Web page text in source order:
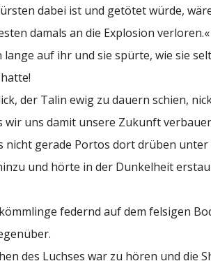
dabei ist und getötet würde,
damals an die Explosion verloren.«
auf ihr und sie spürte, wie sie
der Talin ewig zu dauern schien,
wir uns damit unsere Zukunft
nicht gerade Portos dort drüben
und hörte in der Dunkelheit
federnd auf dem felsigen
des Luchses war zu hören und die